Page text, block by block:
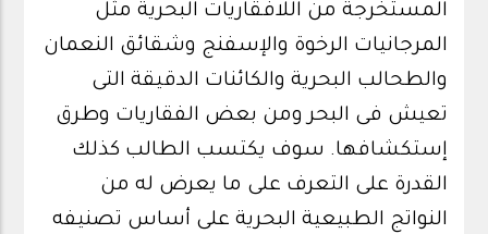
المستخرجة من اللافقاريات البحرية مثل
المرجانيات الرخوة والإسفنج وشقائق النعمان
والطحالب البحرية والكائنات الدقيقة التى
تعيش فى البحر ومن بعض الفقاريات وطرق
إستكشافها. سوف يكتسب الطالب كذلك
القدرة على التعرف على ما يعرض له من
النواتج الطبيعية البحرية على أساس تصنيفه